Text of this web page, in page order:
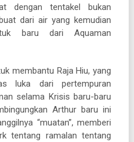
dengan tentakel bukan
dari air yang kemudian
baru dari Aquaman
membantu Raja Hiu, yang
luka dari pertempuran
selama Krisis baru-baru
Arthur baru ini
“muatan”, memberi
tentang ramalan tentang